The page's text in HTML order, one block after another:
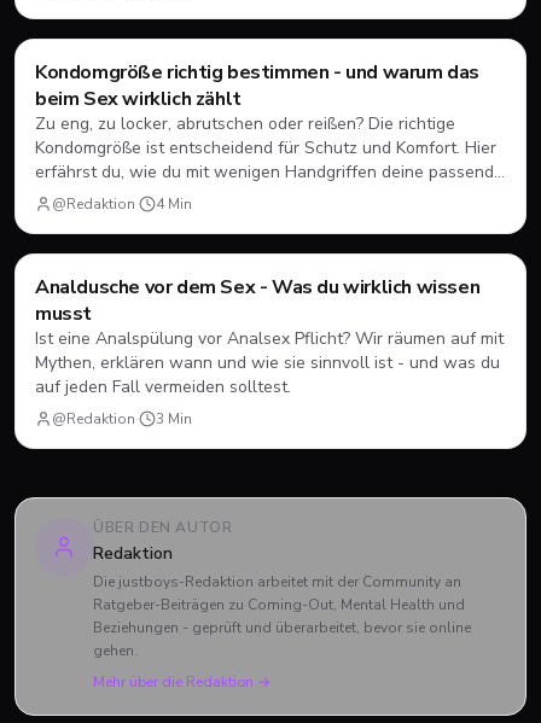
Style & Body
Kondomgröße richtig bestimmen - und warum das
beim Sex wirklich zählt
Zu eng, zu locker, abrutschen oder reißen? Die richtige
Kondomgröße ist entscheidend für Schutz und Komfort. Hier
erfährst du, wie du mit wenigen Handgriffen deine passende
Größe findest - und worauf du beim Analverkehr besonders
achten solltest.
@Redaktion· 4Min
Style & Body
Analdusche vor dem Sex - Was du wirklich wissen
musst
Ist eine Analspülung vor Analsex Pflicht? Wir räumen auf mit
Mythen, erklären wann und wie sie sinnvoll ist - und was du
auf jeden Fall vermeiden solltest.
@Redaktion· 3 Min
ÜBER DEN AUTOR
Redaktion
Die justboys-Redaktion arbeitet mit der Community an
Ratgeber-Beiträgen zu Coming-Out, Mental Health und
Beziehungen - geprüft und überarbeitet, bevor sie online
gehen.
Mehr über die Redaktion →